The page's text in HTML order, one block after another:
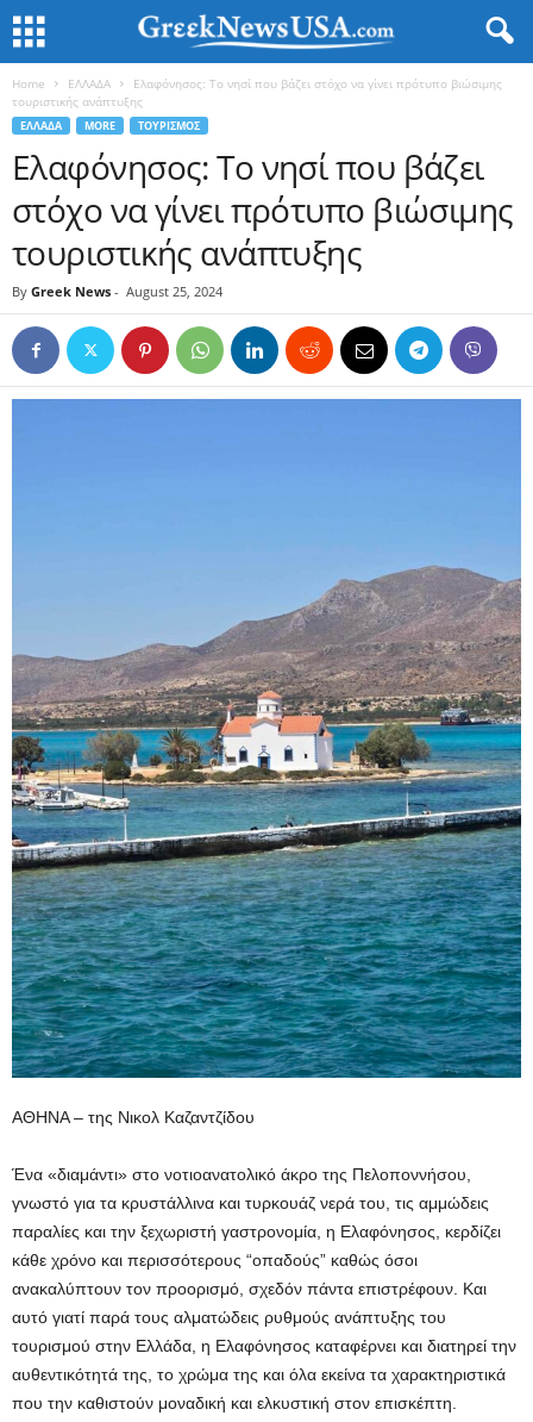
Home ΕΛΛΑΔΑ
Ελαφόνησος: Το νησί που βάζει στόχο να γίνει πρότυπο βιώσιμης
τουριστικής ανάπτυξης
ΕΛΛΑΔΑ MORE ΤΟΥΡΙΣΜΟΣ
Ελαφόνησος: Το νησί που βάζει
στόχο να γίνει πρότυπο βιώσιμης
τουριστικής ανάπτυξης
By Greek News - August 25, 2024
ΑΘΗΝΑ – της Νικολ Καζαντζίδου
Ένα «διαμάντι» στο νοτιοανατολικό άκρο της Πελοποννήσου,
γνωστό για τα κρυστάλλινα και τυρκουάζ νερά του, τις αμμώδεις
παραλίες και την ξεχωριστή γαστρονομία, η Ελαφόνησος, κερδίζει
κάθε χρόνο και περισσότερους “οπαδούς” καθώς όσοι
ανακαλύπτουν τον προορισμό, σχεδόν πάντα επιστρέφουν. Και
αυτό γιατί παρά τους αλματώδεις ρυθμούς ανάπτυξης του
τουρισμού στην Ελλάδα, η Ελαφόνησος καταφέρνει και διατηρεί την
αυθεντικότητά της, το χρώμα της και όλα εκείνα τα χαρακτηριστικά
που την καθιστούν μοναδική και ελκυστική στον επισκέπτη.